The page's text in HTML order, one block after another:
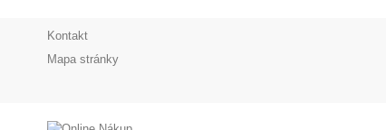
Kontakt
Mapa stránky